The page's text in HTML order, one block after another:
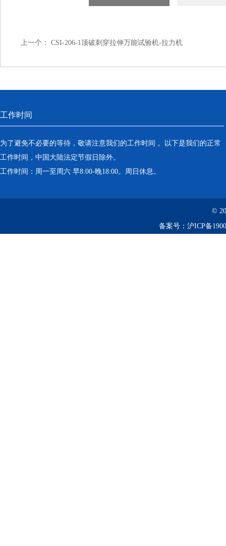
上一个： CSI-206-1顶破刺穿拉伸万能试验机-拉力机
工作时间
为了避免不必要的等待，敬请注意我们的工作时间 。以下是我们的正常
工作时间，中国大陆法定节假日除外。
工作时间：周一至周六 早8:00-晚18:00。周日休息。
©
备案号： 沪ICP备